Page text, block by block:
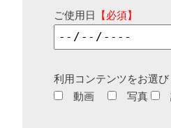
ご使用日 【必須】
利用コンテンツをお選び
動画
写真